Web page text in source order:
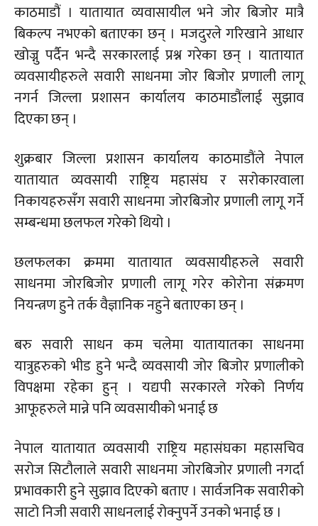
काठमाडौं । यातायात व्यवासायील भने जोर बिजोर मात्रै
बिकल्प नभएको बताएका छन् । मजदुरले गरिखाने आधार
खोज्नु पर्दैन भन्दै सरकारलाई प्रश्न गरेका छन् । यातायात
व्यवसायीहरुले सवारी साधनमा जोर बिजोर प्रणाली लागू
नगर्न जिल्ला प्रशासन कार्यालय काठमाडौंलाई सुझाव
दिएका छन् ।
शुक्रबार जिल्ला प्रशासन कार्यालय काठमाडौंले नेपाल
यातायात व्यवसायी राष्ट्रिय महासंघ र सरोकारवाला
निकायहरुसँग सवारी साधनमा जोरबिजोर प्रणाली लागू गर्ने
सम्बन्धमा छलफल गरेको थियो ।
छलफलका क्रममा यातायात व्यवसायीहरुले सवारी
साधनमा जोरबिजोर प्रणाली लागू गरेर कोरोना संक्रमण
नियन्त्रण हुने तर्क वैज्ञानिक नहुने बताएका छन् ।
बरु सवारी साधन कम चलेमा यातायातका साधनमा
यात्रुहरुको भीड हुने भन्दै व्यवसायी जोर बिजोर प्रणालीको
विपक्षमा रहेका हुन् । यद्यपी सरकारले गरेको निर्णय
आफूहरुले मान्ने पनि व्यवसायीको भनाई छ
नेपाल यातायात व्यवसायी राष्ट्रिय महासंघका महासचिव
सरोज सिटौलाले सवारी साधनमा जोरबिजोर प्रणाली नगर्दा
प्रभावकारी हुने सुझाव दिएको बताए । सार्वजनिक सवारीको
साटो निजी सवारी साधनलाई रोक्नुपर्ने उनको भनाई छ ।